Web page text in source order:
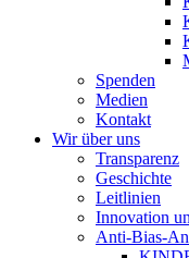
Spenden
Medien
Kontakt
Wir über uns
Transparenz
Geschichte
Leitlinien
Innovation
Anti-Bias-